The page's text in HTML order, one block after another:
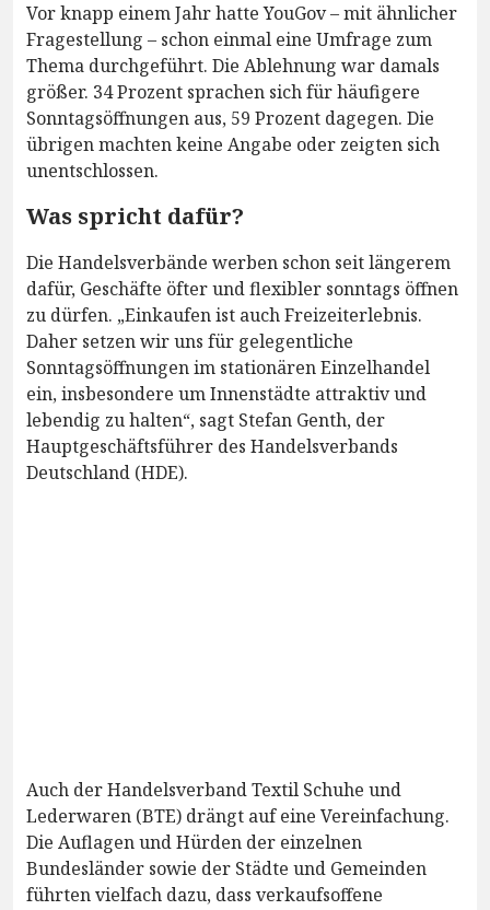
Vor knapp einem Jahr hatte YouGov – mit ähnlicher
Fragestellung – schon einmal eine Umfrage zum
Thema durchgeführt. Die Ablehnung war damals
größer. 34 Prozent sprachen sich für häufigere
Sonntagsöffnungen aus, 59 Prozent dagegen. Die
übrigen machten keine Angabe oder zeigten sich
unentschlossen.
Was spricht dafür?
Die Handelsverbände werben schon seit längerem
dafür, Geschäfte öfter und flexibler sonntags öffnen
zu dürfen. „Einkaufen ist auch Freizeiterlebnis.
Daher setzen wir uns für gelegentliche
Sonntagsöffnungen im stationären Einzelhandel
ein, insbesondere um Innenstädte attraktiv und
lebendig zu halten“, sagt Stefan Genth, der
Hauptgeschäftsführer des Handelsverbands
Deutschland (HDE).
Auch der Handelsverband Textil Schuhe und
Lederwaren (BTE) drängt auf eine Vereinfachung.
Die Auflagen und Hürden der einzelnen
Bundesländer sowie der Städte und Gemeinden
führten vielfach dazu, dass verkaufsoffene